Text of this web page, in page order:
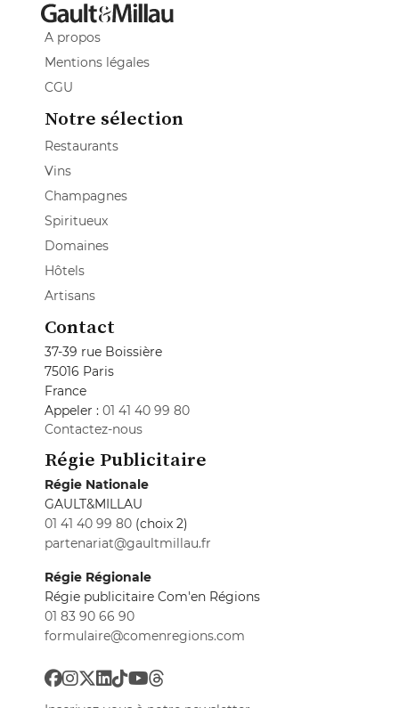
A propos
Mentions légales
CGU
Notre sélection
Restaurants
Vins
Champagnes
Spiritueux
Domaines
Hôtels
Artisans
Contact
37-39 rue Boissière
75016 Paris
France
Appeler : 01 41 40 99 80
Contactez-nous
Régie Publicitaire
Régie Nationale
GAULT&MILLAU
01 41 40 99 80 (choix 2)
partenariat@gaultmillau.fr
Régie Régionale
Régie publicitaire Com'en Régions
01 83 90 66 90
formulaire@comenregions.com